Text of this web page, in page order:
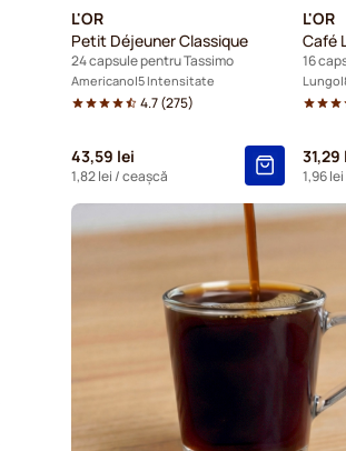
L'OR
Petit Déjeuner Classique
24 capsule pentru Tassimo
Americano 5 Intensitate
4.7(275)
43,59 lei
1,82 lei / ceașcă
L'OR
Café
16
Lungo
31,29
1,96 lei